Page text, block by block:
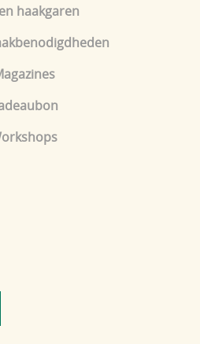
haakgaren